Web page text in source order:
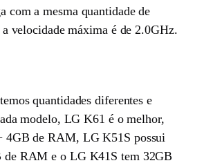
com a mesma quantidade de
velocidade máxima é de 2.0GHz.
quantidades diferentes e
modelo, LG K61 é o melhor,
4GB de RAM, LG K51S possui
de RAM e o LG K41S tem 32GB